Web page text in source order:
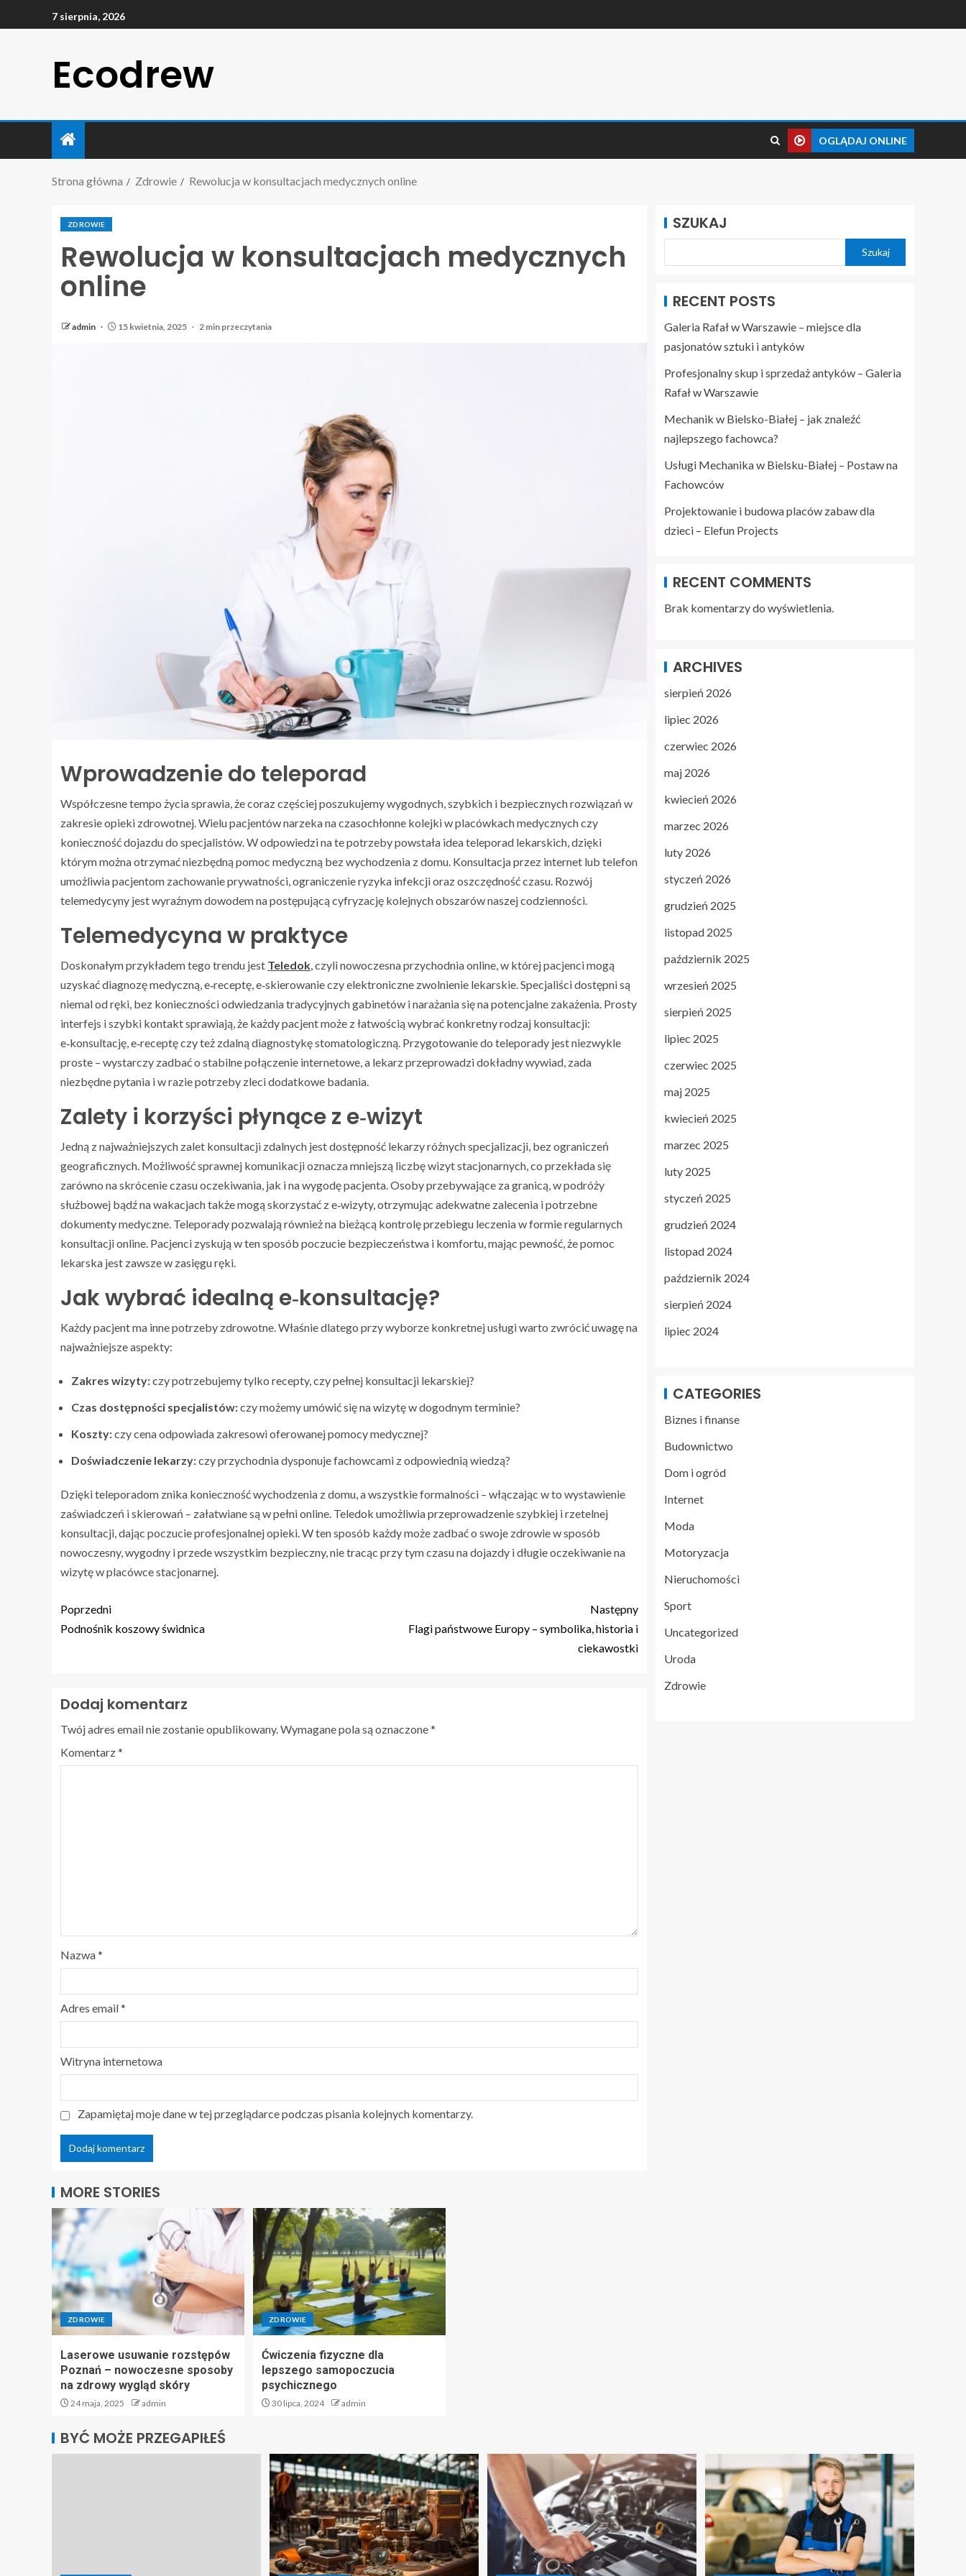
7 sierpnia, 2026
Ecodrew
OGLĄDAJ ONLINE
Strona główna Zdrowie Rewolucja w konsultacjach medycznych online
ZDROWIE
Rewolucja w konsultacjach medycznych
online
admin 15 kwietnia, 2025 2 min przeczytania
Wprowadzenie do teleporad
Współczesne tempo życia sprawia, że coraz częściej poszukujemy wygodnych, szybkich i bezpiecznych rozwiązań w
zakresie opieki zdrowotnej. Wielu pacjentów narzeka na czasochłonne kolejki w placówkach medycznych czy
konieczność dojazdu do specjalistów. W odpowiedzi na te potrzeby powstała idea teleporad lekarskich, dzięki
którym można otrzymać niezbędną pomoc medyczną bez wychodzenia z domu. Konsultacja przez internet lub telefon
umożliwia pacjentom zachowanie prywatności, ograniczenie ryzyka infekcji oraz oszczędność czasu. Rozwój
telemedycyny jest wyraźnym dowodem na postępującą cyfryzację kolejnych obszarów naszej codzienności.
Telemedycyna w praktyce
Doskonałym przykładem tego trendu jest Teledok, czyli nowoczesna przychodnia online, w której pacjenci mogą
uzyskać diagnozę medyczną, e‑receptę, e‑skierowanie czy elektroniczne zwolnienie lekarskie. Specjaliści dostępni są
niemal od ręki, bez konieczności odwiedzania tradycyjnych gabinetów i narażania się na potencjalne zakażenia. Prosty
interfejs i szybki kontakt sprawiają, że każdy pacjent może z łatwością wybrać konkretny rodzaj konsultacji:
e‑konsultację, e‑receptę czy też zdalną diagnostykę stomatologiczną. Przygotowanie do teleporady jest niezwykle
proste – wystarczy zadbać o stabilne połączenie internetowe, a lekarz przeprowadzi dokładny wywiad, zada
niezbędne pytania i w razie potrzeby zleci dodatkowe badania.
Zalety i korzyści płynące z e‑wizyt
Jedną z najważniejszych zalet konsultacji zdalnych jest dostępność lekarzy różnych specjalizacji, bez ograniczeń
geograficznych. Możliwość sprawnej komunikacji oznacza mniejszą liczbę wizyt stacjonarnych, co przekłada się
zarówno na skrócenie czasu oczekiwania, jak i na wygodę pacjenta. Osoby przebywające za granicą, w podróży
służbowej bądź na wakacjach także mogą skorzystać z e‑wizyty, otrzymując adekwatne zalecenia i potrzebne
dokumenty medyczne. Teleporady pozwalają również na bieżącą kontrolę przebiegu leczenia w formie regularnych
konsultacji online. Pacjenci zyskują w ten sposób poczucie bezpieczeństwa i komfortu, mając pewność, że pomoc
lekarska jest zawsze w zasięgu ręki.
Jak wybrać idealną e‑konsultację?
Każdy pacjent ma inne potrzeby zdrowotne. Właśnie dlatego przy wyborze konkretnej usługi warto zwrócić uwagę na
najważniejsze aspekty:
Zakres wizyty:czy potrzebujemy tylko recepty, czy pełnej konsultacji lekarskiej?
Czas dostępności specjalistów:czy możemy umówić się na wizytę w dogodnym terminie?
Koszty:czy cena odpowiada zakresowi oferowanej pomocy medycznej?
Doświadczenie lekarzy:czy przychodnia dysponuje fachowcami z odpowiednią wiedzą?
Dzięki teleporadom znika konieczność wychodzenia z domu, a wszystkie formalności – włączając w to wystawienie
zaświadczeń i skierowań – załatwiane są w pełni online. Teledok umożliwia przeprowadzenie szybkiej i rzetelnej
konsultacji, dając poczucie profesjonalnej opieki. W ten sposób każdy może zadbać o swoje zdrowie w sposób
nowoczesny, wygodny i przede wszystkim bezpieczny, nie tracąc przy tym czasu na dojazdy i długie oczekiwanie na
wizytę w placówce stacjonarnej.
Poprzedni
Podnośnik koszowy świdnica
Następny
Flagi państwowe Europy – symbolika, historia i
ciekawostki
Dodaj komentarz
Twój adres email nie zostanie opublikowany.Wymagane pola są oznaczone*
Komentarz*
Nazwa*
Adres email*
Witryna internetowa
Zapamiętaj moje dane w tej przeglądarce podczas pisania kolejnych komentarzy.
MORE STORIES
ZDROWIE
Laserowe usuwanie rozstępów
Poznań – nowoczesne sposoby
na zdrowy wygląd skóry
24 maja, 2025 admin
ZDROWIE
Ćwiczenia fizyczne dla
lepszego samopoczucia
psychicznego
30 lipca, 2024 admin
SZUKAJ
Szukaj
RECENT POSTS
Galeria Rafał w Warszawie – miejsce dla
pasjonatów sztuki i antyków
Profesjonalny skup i sprzedaż antyków – Galeria
Rafał w Warszawie
Mechanik w Bielsko-Białej – jak znaleźć
najlepszego fachowca?
Usługi Mechanika w Bielsku-Białej – Postaw na
Fachowców
Projektowanie i budowa placów zabaw dla
dzieci – Elefun Projects
RECENT COMMENTS
Brak komentarzy do wyświetlenia.
ARCHIVES
sierpień 2026
lipiec 2026
czerwiec 2026
maj 2026
kwiecień 2026
marzec 2026
luty 2026
styczeń 2026
grudzień 2025
listopad 2025
październik 2025
wrzesień 2025
sierpień 2025
lipiec 2025
czerwiec 2025
maj 2025
kwiecień 2025
marzec 2025
luty 2025
styczeń 2025
grudzień 2024
listopad 2024
październik 2024
sierpień 2024
lipiec 2024
CATEGORIES
Biznes i finanse
Budownictwo
Dom i ogród
Internet
Moda
Motoryzacja
Nieruchomości
Sport
Uncategorized
Uroda
Zdrowie
BYĆ MOŻE PRZEGAPIŁEŚ